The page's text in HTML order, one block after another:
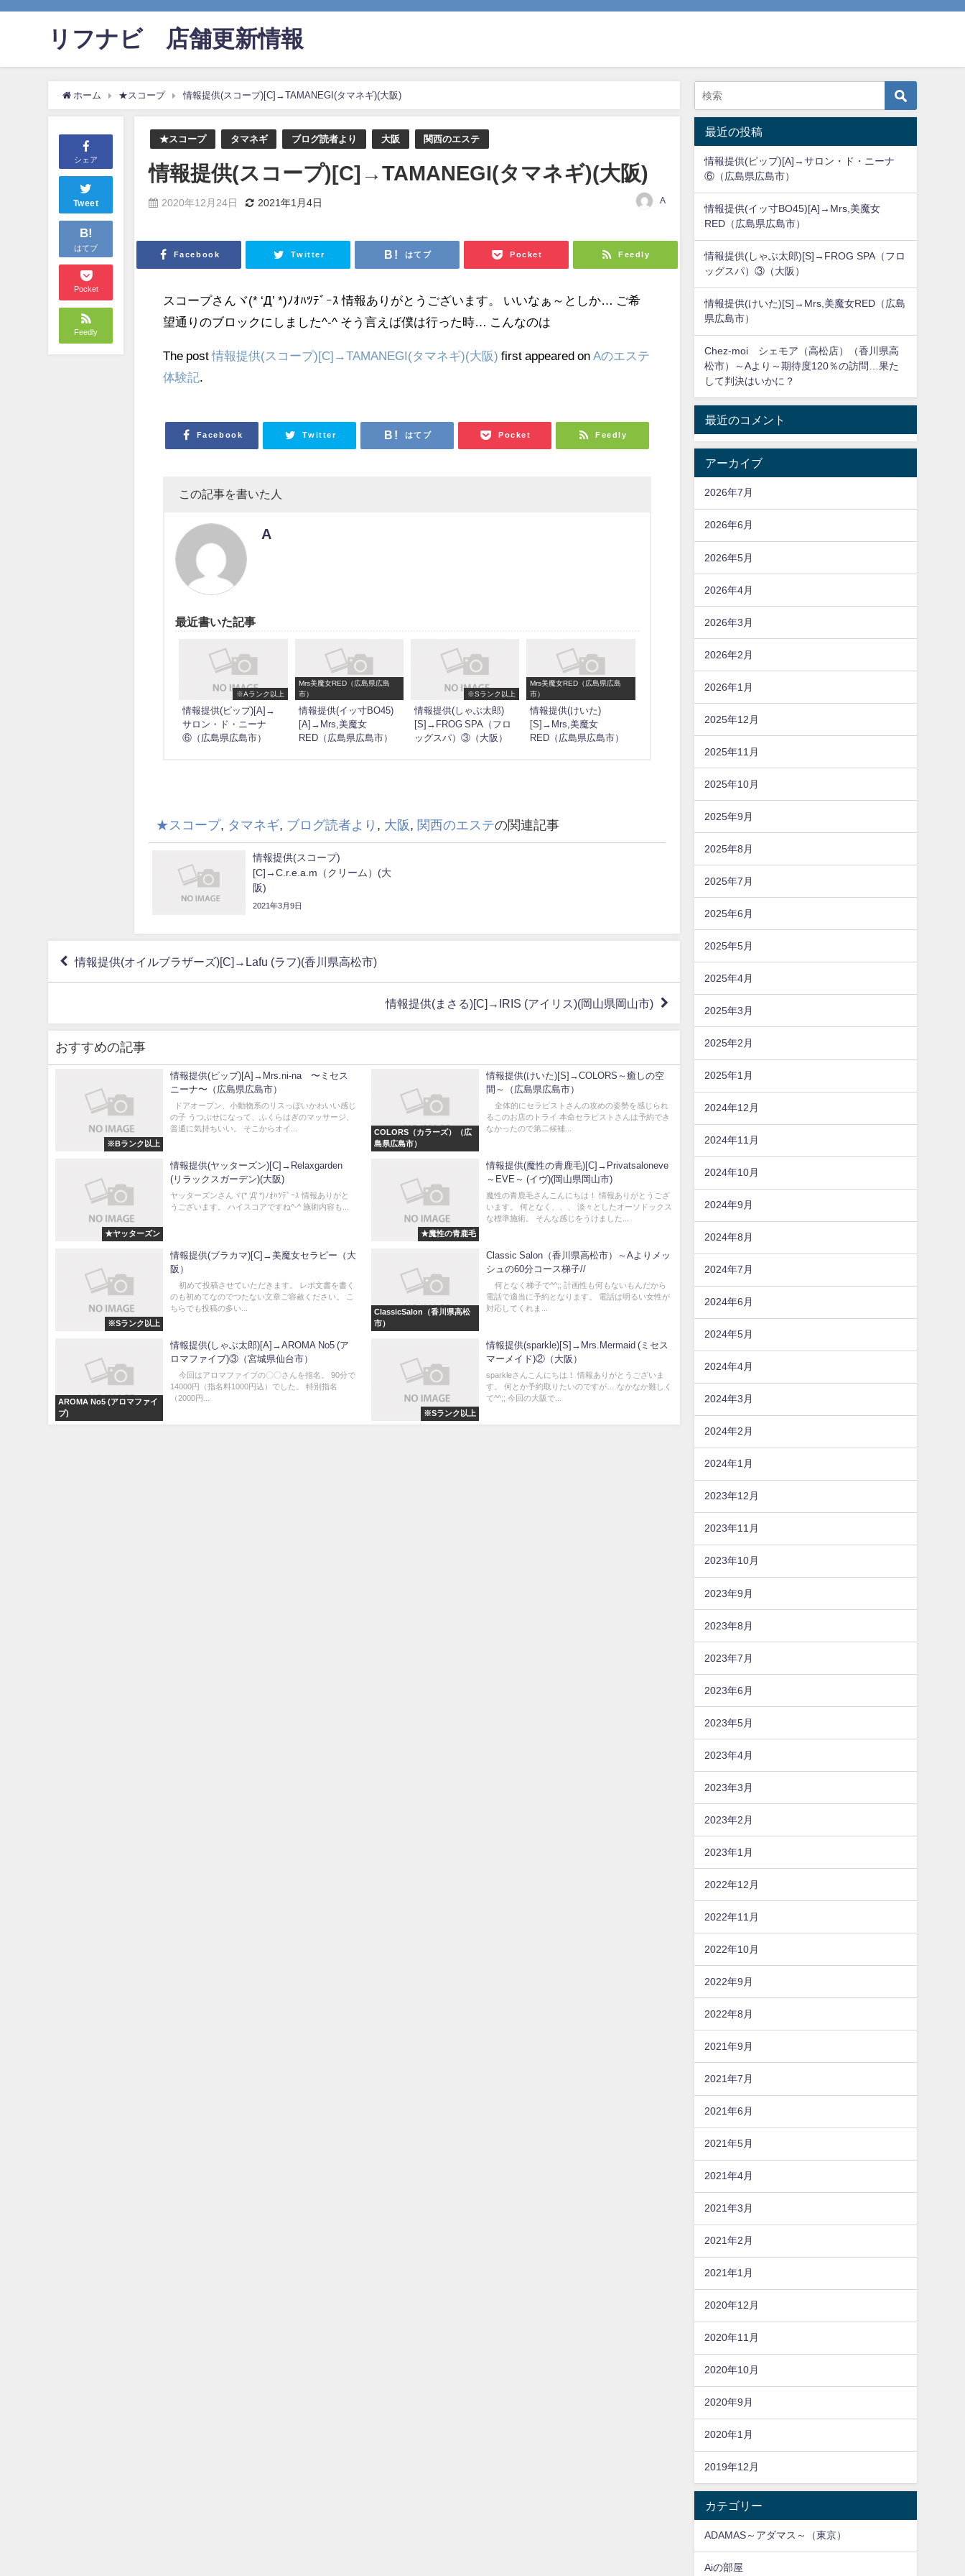
リフナビ®店舗更新情報
ホーム ★スコープ 情報提供(スコープ)[C]→TAMANEGI(タマネギ)(大阪)
シェア
Tweet
B!
はてブ
Pocket
Feedly
★スコープ タマネギ ブログ読者より 大阪 関西のエステ
情報提供(スコープ)[C]→TAMANEGI(タマネギ)(大阪)
2020年12月24日 2021年1月4日 A
Facebook Twitter はてブ Pocket Feedly
スコープさんヾ(* ‘Д’ *)ﾉｵﾊﾂﾃﾞｰｽ 情報ありがとうございます。 いいなぁ～としか… ご希
望通りのブロックにしました^-^ そう言えば僕は行った時… こんなのは
The post情報提供(スコープ)[C]→TAMANEGI(タマネギ)(大阪) first appeared on Aのエステ
体験記
Facebook Twitter はてブ Pocket Feedly
この記事を書いた人
A
最近書いた記事
※Aランク以上
情報提供(ピップ)[A]→
サロン・ド・ニーナ
⑥（広島県広島市）
Mrs美魔女RED（広島県広島
市）
情報提供(イッ寸BO45)
[A]→Mrs,美魔女
RED（広島県広島市）
※Sランク以上
情報提供(しゃぶ太郎)
[S]→FROG SPA（フロ
ッグスパ）③（大阪）
Mrs美魔女RED（広島県広島
市）
情報提供(けいた)
[S]→Mrs,美魔女
RED（広島県広島市）
★スコープ, タマネギ, ブログ読者より , 大阪, 関西のエステの関連記事
情報提供(スコープ)
[C]→C.r.e.a.m（クリーム）(大
阪)
2021年3月9日
情報提供(オイルブラザーズ)[C]→Lafu (ラフ)(香川県高松市)
情報提供(まさる)[C]→IRIS (アイリス)(岡山県岡山市)
おすすめの記事
※Bランク以上
情報提供(ピップ)[A]→Mrs.ni-na 〜ミセス
ニーナ〜（広島県広島市）
ドアオープン、小動物系のリスっぽいかわいい感じ
の子 うつぶせになって、ふくらはぎのマッサージ、
普通に気持ちいい。 そこからオイ...
COLORS（カラーズ）（広
島県広島市）
情報提供(けいた)[S]→COLORS～癒しの空
間～（広島県広島市）
全体的にセラピストさんの攻めの姿勢を感じられ
るこのお店のトライ 本命セラピストさんは予約でき
なかったので第二候補...
★ヤッターズン
情報提供(ヤッターズン)[C]→Relaxgarden
(リラックスガーデン)(大阪)
ヤッターズンさんヾ(* ‘Д’ *)ﾉｵﾊﾂﾃﾞｰｽ 情報ありがと
うございます。 ハイスコアですね^-^ 施術内容も...
★魔性の青鹿毛
情報提供(魔性の青鹿毛)[C]→Privatsaloneve
～EVE～ (イヴ)(岡山県岡山市)
魔性の青鹿毛さんこんにちは！ 情報ありがとうござ
います。 何となく、、、 淡々としたオーソドックス
な標準施術。 そんな感じをうけました...
※Sランク以上
情報提供(ブラカマ)[C]→美魔女セラピー（大
阪）
初めて投稿させていただきます。 レポ文書を書く
のも初めてなのでつたない文章ご容赦ください。 こ
ちらでも投稿の多い...
ClassicSalon（香川県高松
市）
Classic Salon（香川県高松市）～Aよりメッ
シュの60分コース梯子//
何となく梯子で^^;; 計画性も何もないもんだから
電話で適当に予約となります。 電話は明るい女性が
対応してくれま...
AROMA No5 (アロマファイ
ブ)
情報提供(しゃぶ太郎)[A]→AROMA No5 (ア
ロマファイブ)③（宮城県仙台市）
今回はアロマファイブの〇〇さんを指名。 90分で
14000円（指名料1000円込）でした。 特別指名
（2000円...
※Sランク以上
情報提供(sparkle)[S]→Mrs.Mermaid (ミセス
マーメイド)②（大阪）
sparkleさんこんにちは！ 情報ありがとうございま
す。 何とか予約取りたいのですが… なかなか難しく
て^^;; 今回の大阪で...
最近の投稿
情報提供(ピップ)[A]→サロン・ド・ニーナ
⑥（広島県広島市）
情報提供(イッ寸BO45)[A]→Mrs,美魔女
RED（広島県広島市）
情報提供(しゃぶ太郎)[S]→FROG SPA（フロ
ッグスパ）③（大阪）
情報提供(けいた)[S]→Mrs,美魔女RED（広島
県広島市）
Chez-moi シェモア（高松店）（香川県高
松市）～Aより～期待度120％の訪問…果た
して判決はいかに？
最近のコメント
アーカイブ
2026年7月
2026年6月
2026年5月
2026年4月
2026年3月
2026年2月
2026年1月
2025年12月
2025年11月
2025年10月
2025年9月
2025年8月
2025年7月
2025年6月
2025年5月
2025年4月
2025年3月
2025年2月
2025年1月
2024年12月
2024年11月
2024年10月
2024年9月
2024年8月
2024年7月
2024年6月
2024年5月
2024年4月
2024年3月
2024年2月
2024年1月
2023年12月
2023年11月
2023年10月
2023年9月
2023年8月
2023年7月
2023年6月
2023年5月
2023年4月
2023年3月
2023年2月
2023年1月
2022年12月
2022年11月
2022年10月
2022年9月
2022年8月
2021年9月
2021年7月
2021年6月
2021年5月
2021年4月
2021年3月
2021年2月
2021年1月
2020年12月
2020年11月
2020年10月
2020年9月
2020年1月
2019年12月
カテゴリー
ADAMAS～アダマス～（東京）
Aiの部屋